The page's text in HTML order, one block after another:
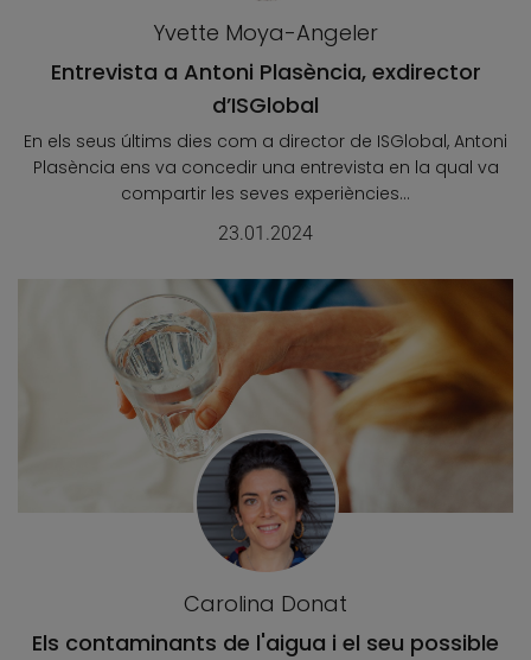
Yvette Moya-Angeler
Entrevista a Antoni Plasència, exdirector
d’ISGlobal
En els seus últims dies com a director de ISGlobal, Antoni
Plasència ens va concedir una entrevista en la qual va
compartir les seves experiències...
23.01.2024
Carolina Donat
Els contaminants de l'aigua i el seu possible